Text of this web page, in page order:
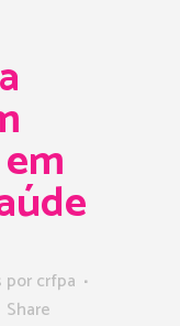
porcrfpa
Share